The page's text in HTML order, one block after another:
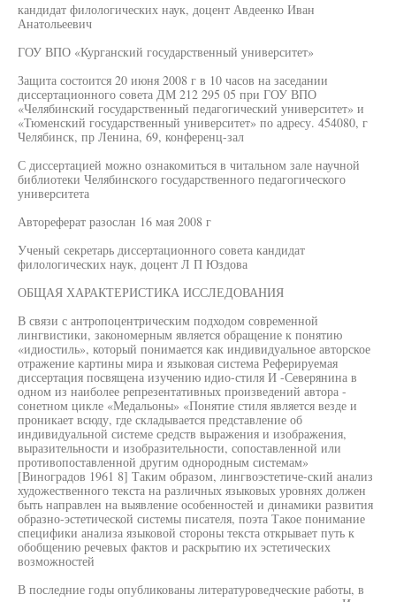
кандидат филологических наук, доцент Авдеенко Иван
Анатольеевич
ГОУ ВПО «Курганский государственный университет»
Защита состоится 20 июня 2008 г в 10 часов на заседании
диссертационного совета ДМ 212 295 05 при ГОУ ВПО
«Челябинский государственный педагогический университет» и
«Тюменский государственный университет» по адресу. 454080, г
Челябинск, пр Ленина, 69, конференц-зал
С диссертацией можно ознакомиться в читальном зале научной
библиотеки Челябинского государственного педагогического
университета
Автореферат разослан 16 мая 2008 г
Ученый секретарь диссертационного совета кандидат
филологических наук, доцент Л П Юздова
ОБЩАЯ ХАРАКТЕРИСТИКА ИССЛЕДОВАНИЯ
В связи с антропоцентрическим подходом современной
лингвистики, закономерным является обращение к понятию
«идиостиль», который понимается как индивидуальное авторское
отражение картины мира и языковая система Реферируемая
диссертация посвящена изучению идио-стиля И -Северянина в
одном из наиболее репрезентативных произведений автора -
сонетном цикле «Медальоны» «Понятие стиля является везде и
проникает всюду, где складывается представление об
индивидуальной системе средств выражения и изображения,
выразительности и изобразительности, сопоставленной или
противопоставленной другим однородным системам»
[Виноградов 1961 8] Таким образом, лингвоэстетиче-ский анализ
художественного текста на различных языковых уровнях должен
быть направлен на выявление особенностей и динамики развития
образно-эстетической системы писателя, поэта Такое понимание
специфики анализа языковой стороны текста открывает путь к
обобщению речевых фактов и раскрытию их эстетических
возможностей
В последние годы опубликованы литературоведческие работы, в